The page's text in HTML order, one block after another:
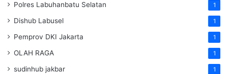
Polres Labuhanbatu Selatan 1
Dishub Labusel 1
Pemprov DKI Jakarta 1
OLAH RAGA 1
sudinhub jakbar 1